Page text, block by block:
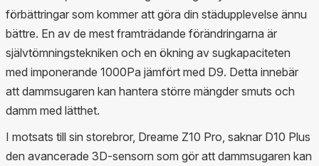
förbättringar som kommer att göra din städupplevelse ännu
bättre. En av de mest framträdande förändringarna är
självtömningstekniken och en ökning av sugkapaciteten
med imponerande 1000Pa jämfört med D9. Detta innebär
att dammsugaren kan hantera större mängder smuts och
damm med lätthet.
I motsats till sin storebror, Dreame Z10 Pro, saknar D10 Plus
den avancerade 3D-sensorn som gör att dammsugaren kan